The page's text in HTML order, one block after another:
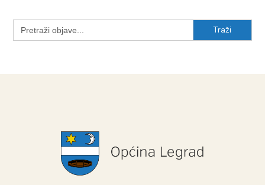
Search
for: